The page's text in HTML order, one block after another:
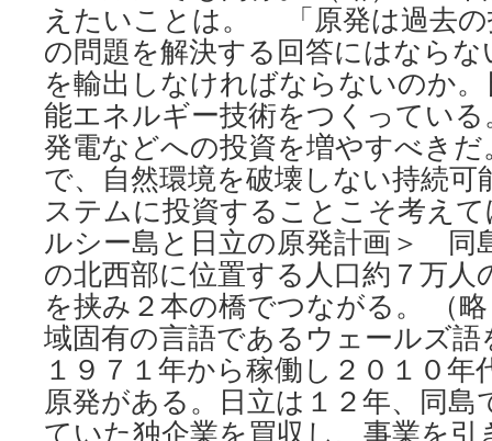
えたいことは。 「原発は過去の
の問題を解決する回答にはなら
を輸出しなければならないのか
能エネルギー技術をつくってい
発電などへの投資を増やすべき
で、自然環境を破壊しない持続
ステムに投資することこそ考え
ルシー島と日立の原発計画＞ 同
の北西部に位置する人口約７万人
を挟み２本の橋でつながる。 （
域固有の言語であるウェールズ
１９７１年から稼働し２０１０
原発がある。日立は１２年、同島
ていた独企業を買収し、事業を